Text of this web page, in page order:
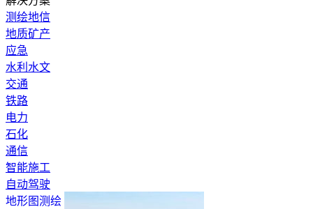
测绘地信
地质矿产
应急
水利水文
交通
铁路
电力
石化
通信
智能施工
自动驾驶
地形图测绘